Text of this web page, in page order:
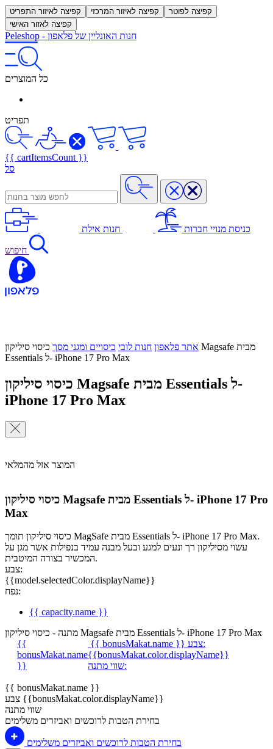
קפיצה לאיזור התפריט קפיצה לאיזור המרכזי
קפיצה לפוטר
קפיצה לאזור האישי
Peleshop - חנות האונליין של פלאפון
כל המוצרים
תפריט
{{ cartItemsCount }}
סל
כניסת מנויי חברות חנות אילת
חיפוש
אתר פלאפון חנות לובי כיסויים ומגני מסך כיסוי סיליקון Magsafe מבית
Essentials ל- iPhone 17 Pro Max
כיסוי סיליקון Magsafe מבית Essentials ל-
iPhone 17 Pro Max
המוצר אזל מהמלאי
כיסוי סיליקון Magsafe מבית Essentials ל- iPhone 17 Pro
Max
כיסוי סיליקון תומך MagSafe מבית Essentials ל- iPhone 17 Pro Max.
עשוי מסיליקון רך ונעים למגע ובעל מבנה עמיד בנפילות אשר מגן על
המכשיר בצורה המיטבית.
צבע:
{{model.selectedColor.displayName}}
נפח:
{{ capacity.name }}
מתנה - כיסוי סיליקון Magsafe מבית Essentials ל- iPhone 17 Pro Max
{{
bonusMakat.name
}}
{{ bonusMakat.name }}
צבע:
{{bonusMakat.color.displayName}}
שווי מתנה:
{{ bonusMakat.name }}
צבע {{bonusMakat.color.displayName}}
שווי מתנה
בחירת הטבות לרוכשים ואביזרים משלימים
בחירת הטבות לרוכשים ואביזרים משלימים